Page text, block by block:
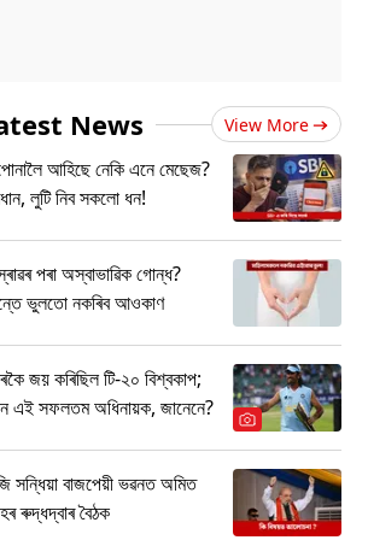
News View More
আহিছে নেকি এনে মেছেজ?
লুটি নিব সকলো ধন!
পৰা অস্বাভাৱিক গোন্ধ?
ভুলতো নকৰিব আওকাণ
জয় কৰিছিল টি-২০ বিশ্বকাপ;
এই সফলতম অধিনায়ক, জানেনে?
সন্ধিয়া বাজপেয়ী ভৱনত অমিত
ৰুদ্ধদ্বাৰ বৈঠক